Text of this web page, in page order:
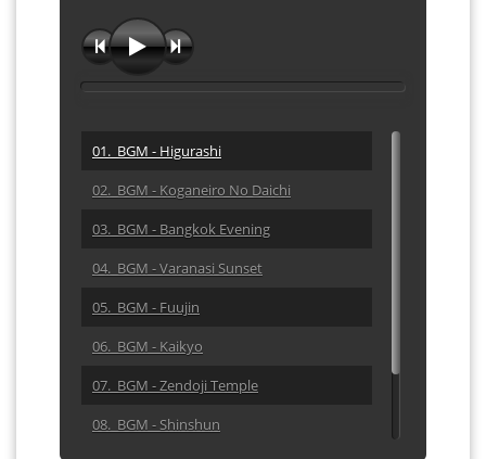
01. BGM - Higurashi
02. BGM - Koganeiro No Daichi
03. BGM - Bangkok Evening
04. BGM - Varanasi Sunset
05. BGM - Fuujin
06. BGM - Kaikyo
07. BGM - Zendoji Temple
08. BGM - Shinshun